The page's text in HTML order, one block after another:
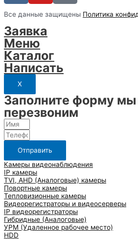
Вcе данные защищены Политика
Заявка
Меню
Каталог
Написать
X
Заполните форму
перезвоним
Отправить
Камеры видеонаблюдения
IP камеры
TVI, AHD (Аналоговые) камеры
Повортные камеры
Тепловизионные камеры
Видеорегистраторы и видеосерверы
IP видеорегистраторы
Гибридные (Аналоговые)
УРМ (Удаленное рабочее место)
HDD